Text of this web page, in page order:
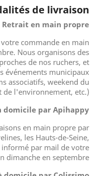
de livraison :
Retrait en main propre :
commande en main
Nous organisons des
de nos ruchers, et
événements municipaux
associatifs, weekend du
l'environnement, etc.).
domicile par Apihappy :
en main propre par
les Hauts-de-Seine,
informé par mail de votre
dimanche en septembre.